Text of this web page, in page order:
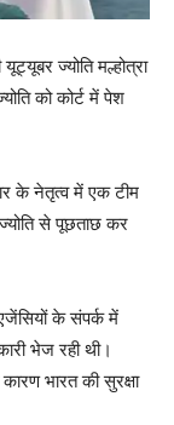
ज्योति मल्होत्रा
को कोर्ट में पेश
के नेतृत्व में एक टीम
से पूछताछ कर
के संपर्क में
भेज रही थी।
भारत की सुरक्षा